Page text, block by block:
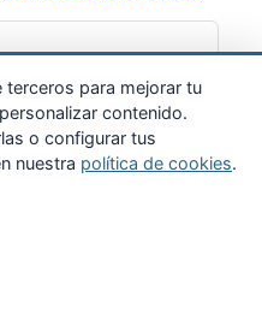
para mejorar tu
contenido.
o configurar tus
nuestra política de cookies.